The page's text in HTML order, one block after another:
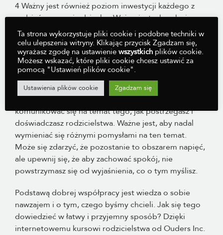
4 Ważny jest również poziom inwestycji każdego z
rodziców w swoje dziecko. Ważne jest, aby oboje
rodzice osobno inwestowali czas i energię w
zajmowanie się, zabawę i opiekę nad własnymi
dziećmi.
5 I wreszcie, stopień, w jakim chcesz omawiać
informacje o swoim dziecku ze swoim partnerem
(Weissman & Cohen, 1985). Ważne jest, aby otwarcie
komunikować się na temat tego, jak postrzegasz i
doświadczasz rodzicielstwa. Ważne jest, aby nadal
wymieniać się różnymi pomysłami na ten temat.
Może się zdarzyć, że pozostanie to obszarem napięć,
ale upewnij się, że aby zachować spokój, nie
powstrzymasz się od wyjaśnienia, co o tym myślisz.
Podstawą dobrej współpracy jest wiedza o sobie
nawzajem i o tym, czego byśmy chcieli. Jak się tego
dowiedzieć w łatwy i przyjemny sposób? Dzięki
internetowemu kursowi rodzicielstwa od Ouders Inc.
Ta strona wykorzystuje pliki cookie i podobne techniki w
celu ulepszenia witryny. Klikając przycisk Zgadzam się,
wyrażasz zgodę na ustawienie wszystkich plików cookie.
Możesz wskazać, które pliki cookie chcesz ustawić za
pomocą "Ustawień plików cookie".
Ustawienia plików cookie Zgadzam się